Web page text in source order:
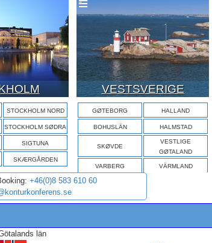
STOCKHOLM NORD
STOCKHOLM SØDRA
SIGTUNA
SKÆRGÅRDEN
VESTSVERIGE
GØTEBORG HALLAND
BOHUSLÄN HALMSTAD
SKØVDE
VESTLIGE
GØTALAND
VARBERG VÄRMLAND
+46(0)8 583 610 60
län